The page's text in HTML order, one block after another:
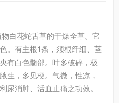
白花蛇舌草的干燥全草。它
。有主根1条，须根纤细、茎
有白色髓部。叶多破碎，极
生，多见梗。气微，性凉，
尿消肿、活血止痛之功效。